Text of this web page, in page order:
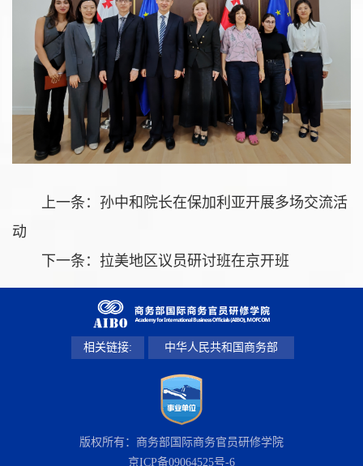
上一条： 孙中和院长在保加利亚开展多场交流活
动
下一条： 拉美地区议员研讨班在京开班
相关链接: 中华人民共和国商务部
版权所有：商务部国际商务官员研修学院
京ICP备09064525号-6